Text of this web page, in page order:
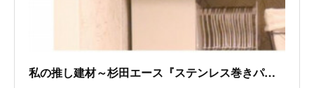
私の推し建材～杉田エース『ステンレス巻きパイプ 25ミリ用金具 エース U型ソケット（フタ付き）』、サンゲツ『クッションフロア HM-10142,10143』、LIXIL『エコカラット グラナスルドラ